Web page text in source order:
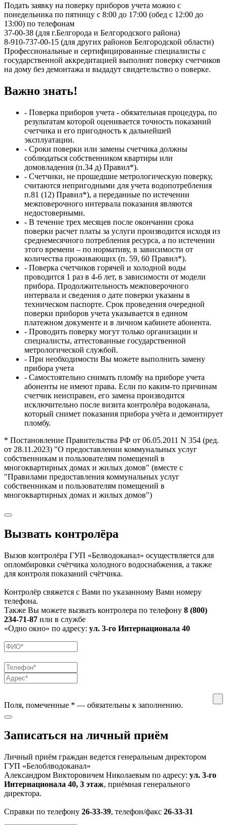
Подать заявку на поверку приборов учета можно с
понедельника по пятницу с 8:00 до 17:00 (обед с 12:00 до
13:00) по телефонам
37-00-38 (для г.Белгорода и Белгородского района)
8-910-737-00-15 (для других районов Белгородской области)
Профессиональные и сертифицированные специалисты с
государственной аккредитацией выполнят поверку счетчиков
на дому без демонтажа и выдадут свидетельство о поверке.
Важно знать!
- Поверка приборов учета - обязательная процедура, по
результатам которой оценивается точность показаний
счетчика и его пригодность к дальнейшей
эксплуатации.
- Сроки поверки или замены счетчика должны
соблюдаться собственником квартиры или
домовладения (п.34 д) Правил*).
- Счетчики, не прошедшие метрологическую поверку,
считаются непригодными для учета водопотребления
п.81 (12) Правил*), а переданные по истечении
межповерочного интервала показания являются
недостоверными.
- В течение трех месяцев после окончании срока
поверки расчет платы за услуги производится исходя из
среднемесячного потребления ресурса, а по истечении
этого времени – по нормативу, в зависимости от
количества проживающих (п. 59, 60 Правил*).
- Поверка счетчиков горячей и холодной воды
проводится 1 раз в 4-6 лет, в зависимости от модели
прибора. Продолжительность межповерочного
интервала и сведения о дате поверки указаны в
техническом паспорте. Срок проведения очередной
поверки приборов учета указывается в едином
платежном документе и в личном кабинете абонента.
- Проводить поверку могут только организации и
специалисты, аттестованные государственной
метрологической службой.
- При необходимости Вы можете выполнить замену
прибора учета
- Самостоятельно снимать пломбу на приборе учета
абоненты не имеют права. Если по каким-то причинам
счетчик неисправен, его замена производится
исключительно после визита контролёра водоканала,
который снимет показания прибора учёта и демонтирует
пломбу.
* Постановление Правительства РФ от 06.05.2011 N 354 (ред.
от 28.11.2023) "О предоставлении коммунальных услуг
собственникам и пользователям помещений в
многоквартирных домах и жилых домов" (вместе с
"Правилами предоставления коммунальных услуг
собственникам и пользователям помещений в
многоквартирных домах и жилых домов")
Вызвать контролёра
Вызов контролёра ГУП «Белводоканал» осуществляется для
опломбировки счётчика холодного водоснабжения, а также
для контроля показаний счётчика.
Контролёр свяжется с Вами по указанному Вами номеру
телефона.
Также Вы можете вызвать контролера по телефону 8 (800)
234-71-87 или в службе
«Одно окно» по адресу: ул. 3-го Интернационала 40
Поля, помеченные * — обязательны к заполнению.
Записаться на личный приём
Личный приём граждан ведется генеральным директором
ГУП «Белоблводоканал»
Александром Викторовичем Николаевым по адресу: ул. 3-го
Интернационала 40, 3 этаж, приёмная генерального
директора.
Справки по телефону 26-33-39, телефон/факс 26-33-31